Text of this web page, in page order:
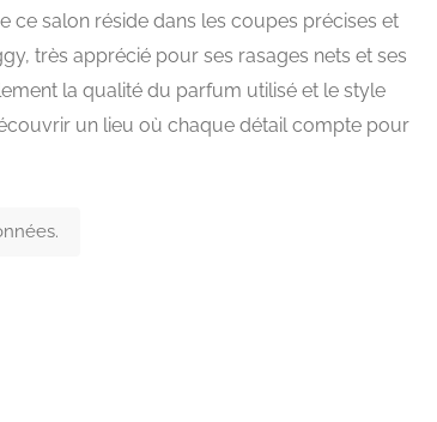
ce salon réside dans les coupes précises et
très apprécié pour ses rasages nets et ses
la qualité du parfum utilisé et le style
un lieu où chaque détail compte pour